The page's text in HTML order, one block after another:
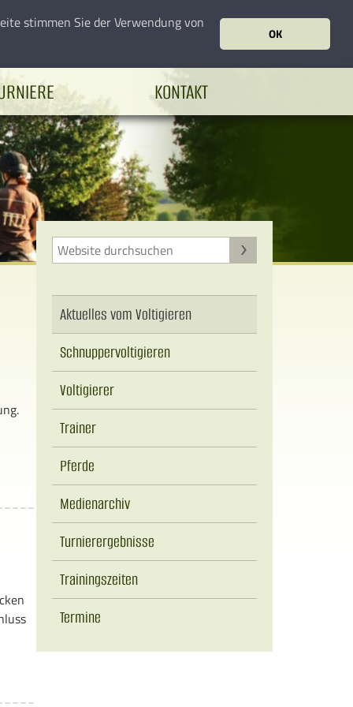
stimmen Sie der Verwendung von
OK
KONTAKT
Aktuelles vom Voltigieren
Schnuppervoltigieren
Voltigierer
Trainer
Pferde
Medienarchiv
Turnierergebnisse
Trainingszeiten
Termine